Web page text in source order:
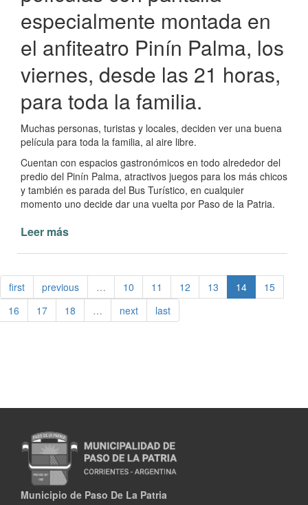
especialmente montada en
el anfiteatro Pinín Palma, los
viernes, desde las 21 horas,
para toda la familia.
Muchas personas, turistas y locales, deciden ver una buena
película para toda la familia, al aire libre.
Cuentan con espacios gastronómicos en todo alrededor del
predio del Pinín Palma, atractivos juegos para los más chicos
y también es parada del Bus Turístico, en cualquier
momento uno decide dar una vuelta por Paso de la Patria.
Leer más
todos
los
viernes
en
first previous … 10 11 12 13 14
15
16
17 18 … next last
Municipio de Paso De La Patria